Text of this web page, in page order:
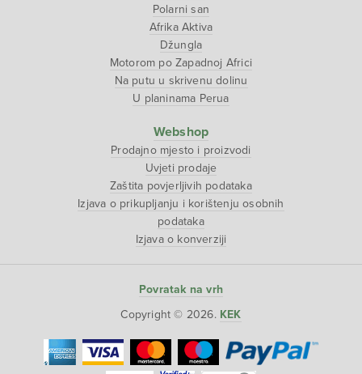
Polarni san
Afrika Aktiva
Džungla
Motorom po Zapadnoj Africi
Na putu u skrivenu dolinu
U planinama Perua
Webshop
Prodajno mjesto i proizvodi
Uvjeti prodaje
Zaštita povjerljivih podataka
Izjava o prikupljanju i korištenju osobnih
podataka
Izjava o konverziji
Povratak na vrh
Copyright © 2026. KEK